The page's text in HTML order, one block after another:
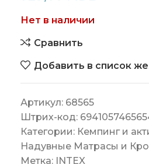
Нет в наличии
Сравнить
Добавить в список
Артикул: 68565
Штрих-код:
Категории: Кемпинг и
Надувные Матрасы и
Метка:
INTEX